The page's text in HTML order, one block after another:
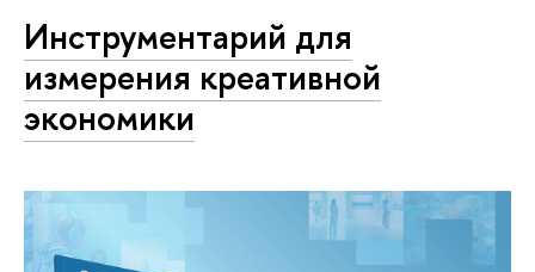
Инструментарий для
измерения креативной
экономики